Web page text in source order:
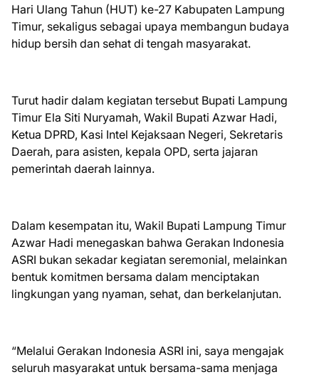
Hari Ulang Tahun (HUT) ke-27 Kabupaten Lampung
Timur, sekaligus sebagai upaya membangun budaya
hidup bersih dan sehat di tengah masyarakat.
Turut hadir dalam kegiatan tersebut Bupati Lampung
Timur Ela Siti Nuryamah, Wakil Bupati Azwar Hadi,
Ketua DPRD, Kasi Intel Kejaksaan Negeri, Sekretaris
Daerah, para asisten, kepala OPD, serta jajaran
pemerintah daerah lainnya.
Dalam kesempatan itu, Wakil Bupati Lampung Timur
Azwar Hadi menegaskan bahwa Gerakan Indonesia
ASRI bukan sekadar kegiatan seremonial, melainkan
bentuk komitmen bersama dalam menciptakan
lingkungan yang nyaman, sehat, dan berkelanjutan.
“Melalui Gerakan Indonesia ASRI ini, saya mengajak
seluruh masyarakat untuk bersama-sama menjaga